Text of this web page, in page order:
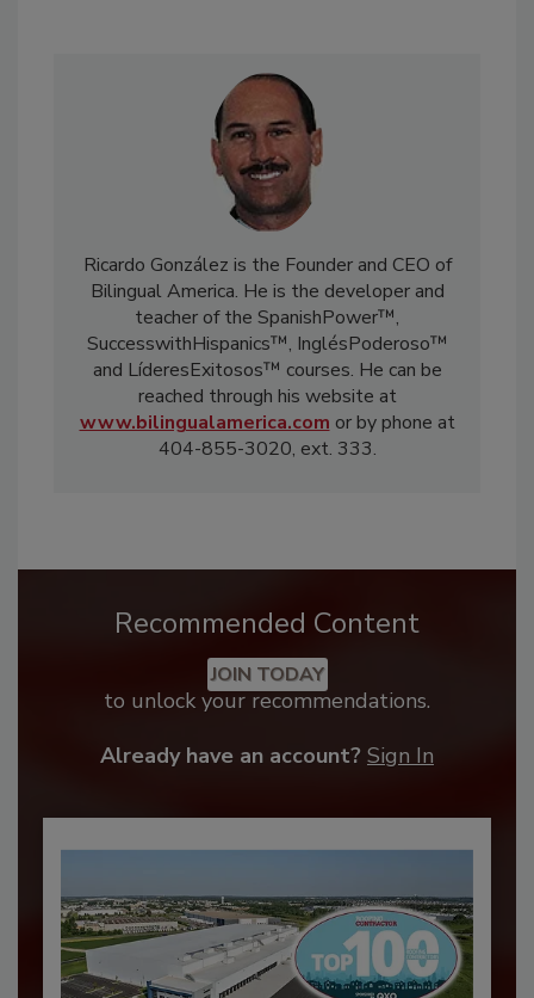
Ricardo González is the Founder and CEO of
Bilingual America. He is the developer and
teacher of the SpanishPower™,
SuccesswithHispanics™, InglésPoderoso™
and LíderesExitosos™ courses. He can be
reached through his website at
www.bilingualamerica.com or by phone at
404-855-3020, ext. 333.
Recommended Content
JOIN TODAY
to unlock your recommendations.
Already have an account? Sign In